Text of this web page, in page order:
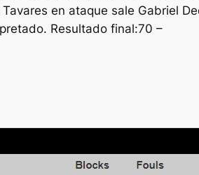
en ataque sale Gabriel
Resultado final:70 –